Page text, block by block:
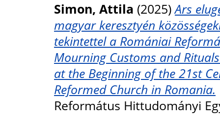
Simon, Attila (2025)Ars
magyar keresztyén
tekintettel a Romániai
Mourning Customs and
at the Beginning of the 21st
Reformed Church in Romania.
Református Hittudományi